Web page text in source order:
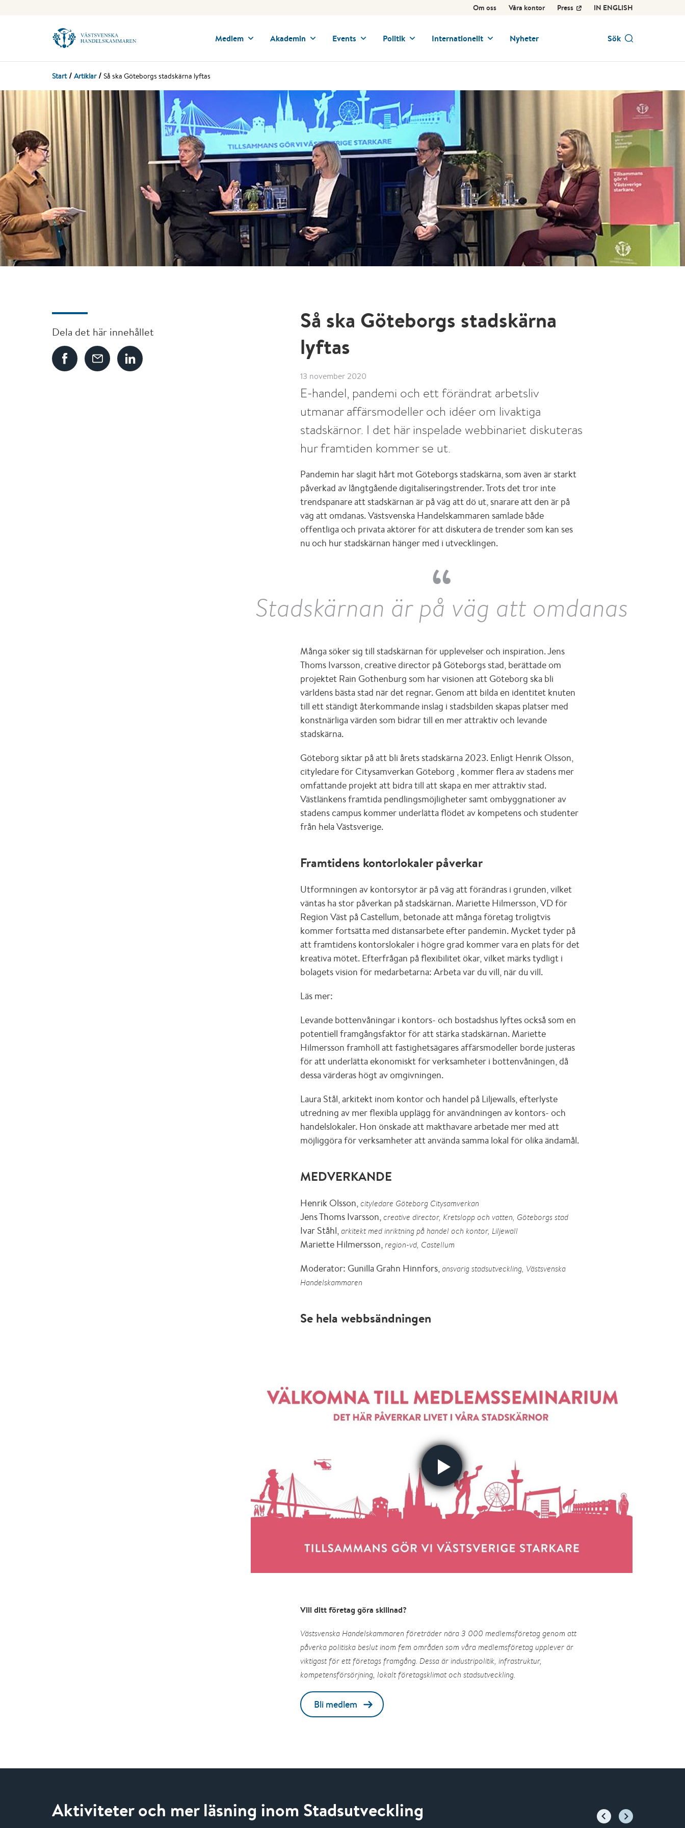
Om oss Våra kontor Press IN ENGLISH
Medlem Akademin Events Politik Internationellt Nyheter Sök
Start Artiklar Så ska Göteborgs stadskärna lyftas
Dela det här innehållet
Så ska Göteborgs stadskärna
lyftas
13 november 2020
E-handel, pandemi och ett förändrat arbetsliv
utmanar affärsmodeller och idéer om livaktiga
stadskärnor. I det här inspelade webbinariet diskuteras
hur framtiden kommer se ut.
Pandemin har slagit hårt mot Göteborgs stadskärna, som även är starkt
påverkad av långtgående digitaliseringstrender. Trots det tror inte
trendspanare att stadskärnan är på väg att dö ut, snarare att den är på
väg att omdanas. Västsvenska Handelskammaren samlade både
offentliga och privata aktörer för att diskutera de trender som kan ses
nu och hur stadskärnan hänger med i utvecklingen.
Stadskärnan är på väg att omdanas
Många söker sig till stadskärnan för upplevelser och inspiration. Jens
Thoms Ivarsson, creative director på Göteborgs stad, berättade om
projektet Rain Gothenburg som har visionen att Göteborg ska bli
världens bästa stad när det regnar. Genom att bilda en identitet knuten
till ett ständigt återkommande inslag i stadsbilden skapas platser med
konstnärliga värden som bidrar till en mer attraktiv och levande
stadskärna.
Göteborg siktar på att bli årets stadskärna 2023. Enligt Henrik Olsson,
cityledare för Citysamverkan Göteborg , kommer flera av stadens mer
omfattande projekt att bidra till att skapa en mer attraktiv stad.
Västlänkens framtida pendlingsmöjligheter samt ombyggnationer av
stadens campus kommer underlätta flödet av kompetens och studenter
från hela Västsverige.
Framtidens kontorlokaler påverkar
Utformningen av kontorsytor är på väg att förändras i grunden, vilket
väntas ha stor påverkan på stadskärnan. Mariette Hilmersson, VD för
Region Väst på Castellum, betonade att många företag troligtvis
kommer fortsätta med distansarbete efter pandemin. Mycket tyder på
att framtidens kontorslokaler i högre grad kommer vara en plats för det
kreativa mötet. Efterfrågan på flexibilitet ökar, vilket märks tydligt i
bolagets vision för medarbetarna: Arbeta var du vill, när du vill.
Läs mer:
Levande bottenvåningar i kontors- och bostadshus lyftes också som en
potentiell framgångsfaktor för att stärka stadskärnan. Mariette
Hilmersson framhöll att fastighetsägares affärsmodeller borde justeras
för att underlätta ekonomiskt för verksamheter i bottenvåningen, då
dessa värderas högt av omgivningen.
Laura Stål, arkitekt inom kontor och handel på Liljewalls, efterlyste
utredning av mer flexibla upplägg för användningen av kontors- och
handelslokaler. Hon önskade att makthavare arbetade mer med att
möjliggöra för verksamheter att använda samma lokal för olika ändamål.
MEDVERKANDE
Henrik Olsson,cityledare Göteborg Citysamverkan
Jens Thoms Ivarsson,creative director, Kretslopp och vatten, Göteborgs stad
Ivar Ståhl,arkitekt med inriktning på handel och kontor, Liljewall
Mariette Hilmersson,region-vd, Castellum
Moderator: Gunilla Grahn Hinnfors,ansvarig stadsutveckling, Västsvenska
Handelskammaren
Se hela webbsändningen
Vill ditt företag göra skillnad?
Västsvenska Handelskammaren företräder nära 3 000 medlemsföretag genom att
påverka politiska beslut inom fem områden som våra medlemsföretag upplever är
viktigast för ett företags framgång. Dessa är industripolitik, infrastruktur,
kompetensförsörjning, lokalt företagsklimat och stadsutveckling.
Bli medlem
Aktiviteter och mer läsning inom Stadsutveckling